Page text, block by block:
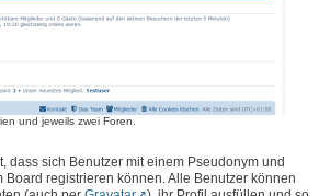
und jeweils zwei Foren.
dass sich Benutzer mit einem Pseudonym und
registrieren können. Alle Benutzer können